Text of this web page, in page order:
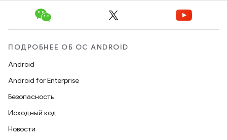
ПОДРОБНЕЕ ОБ ОС ANDROID
Android
Android for Enterprise
Безопасность
Исходный код
Новости